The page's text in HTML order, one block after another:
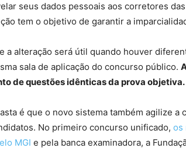
seus dados pessoais aos corretores
tem o objetivo de garantir a
a alteração será útil quando houver
sala de aplicação do concurso público.
de questões idênticas da prova objetiva.
é que o novo sistema também agilize a
No primeiro concurso unificado, os
MGI e pela banca examinadora, a